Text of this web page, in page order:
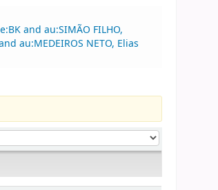
and au:SIMÃO FILHO,
au:MEDEIROS NETO, Elias